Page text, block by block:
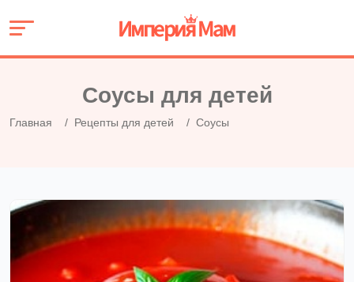
Соусы для детей
Главная Рецепты для детей Соусы